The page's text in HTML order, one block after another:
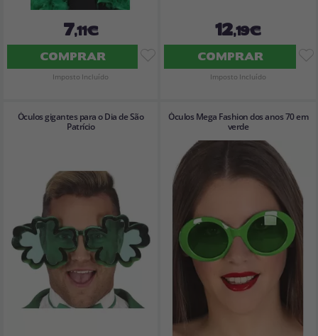
7,11€
COMPRAR
Imposto Incluído
12,19€
COMPRAR
Imposto Incluído
Óculos gigantes para o Dia de São
Patrício
Óculos Mega Fashion dos anos 70 em
verde